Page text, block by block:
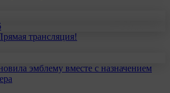
трансляция!
эмблему вместе с назначением